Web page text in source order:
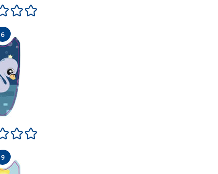
Excellent
Très bien
Neutre
si bien
Excellent
Très bien
Neutre
si bien